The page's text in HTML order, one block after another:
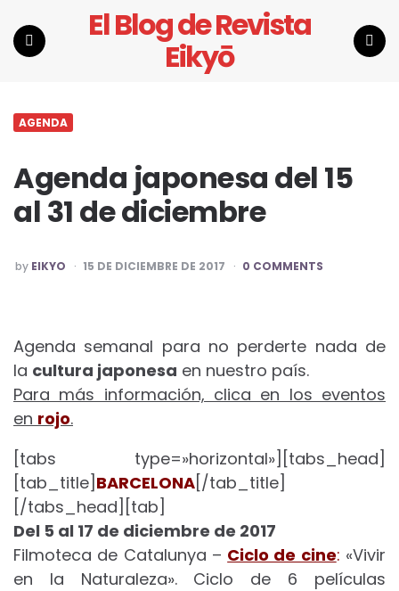
El Blog de Revista
Eikyō
AGENDA
Agenda japonesa del 15
al 31 de diciembre
POSTED
BY
by EIKYO 15 DE DICIEMBRE DE 2017 0 COMMENTS
Agenda semanal para no perderte nada de
la cultura japonesa en nuestro país.
Para más información, clica en los eventos
en rojo.
[tabs type=»horizontal»][tabs_head]
[tab_title] BARCELONA[/tab_title]
[/tabs_head][tab]
Del 5 al 17 de diciembre de 2017
Filmoteca de Catalunya – Ciclo de cine: «Vivir
en la Naturaleza». Ciclo de 6 películas